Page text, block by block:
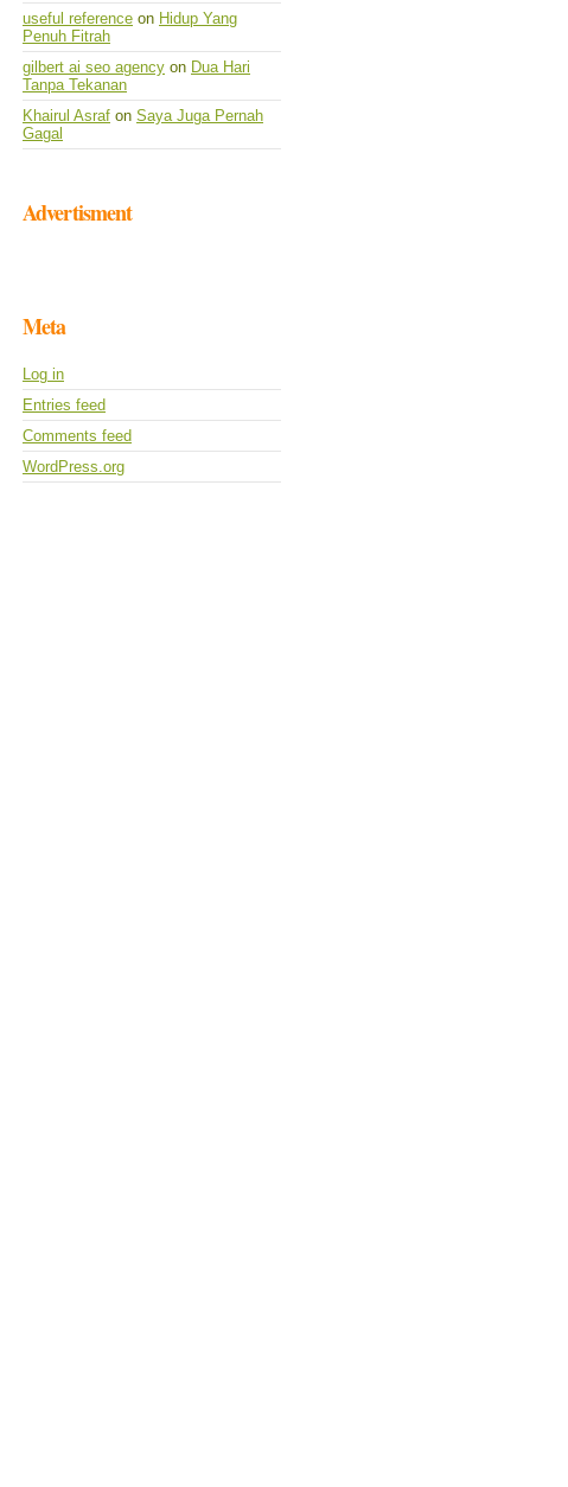
useful reference on Hidup Yang
Penuh Fitrah
gilbert ai seo agency on Dua Hari
Tanpa Tekanan
Khairul Asraf on Saya Juga Pernah
Gagal
Advertisment
Meta
Log in
Entries feed
Comments feed
WordPress.org